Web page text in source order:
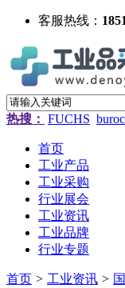
客服热线：
热搜： FUCHS
首页
工业产品
工业采购
行业展会
工业资讯
工业品牌
行业专题
首页 > 工业资讯 >